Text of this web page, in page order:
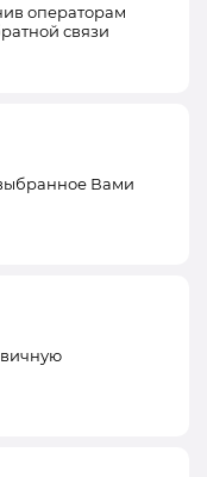
операторам
связи
Вами